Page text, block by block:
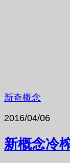
新奇概念
2016/04/06
新概念冷